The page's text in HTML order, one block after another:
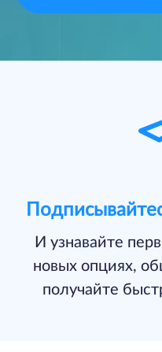
И узнавайте
новых опциях,
получайте